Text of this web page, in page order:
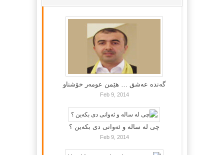
گه‌نده‌ عه‌شق … هێمن عومه‌ر خۆشناو
Feb 9, 2014
چی لە سالە و ئەوانی دی بكەین ؟
Feb 9, 2014